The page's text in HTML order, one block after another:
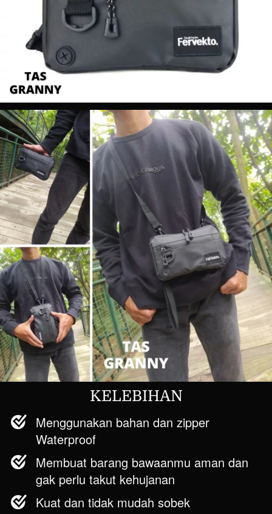
KELEBIHAN
Menggunakan bahan dan zipper
Waterproof
Membuat barang bawaanmu aman dan
gak perlu takut kehujanan
Kuat dan tidak mudah sobek